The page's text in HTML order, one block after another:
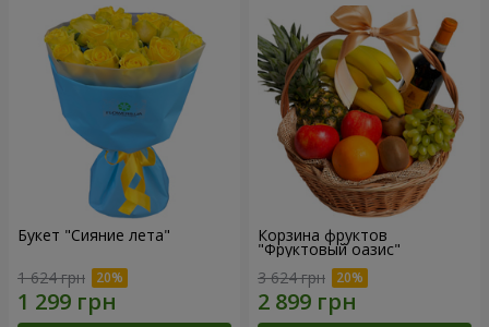
Букет "Сияние лета"
1 624 грн
Корзина фруктов
"Фруктовый оазис"
3 624 грн